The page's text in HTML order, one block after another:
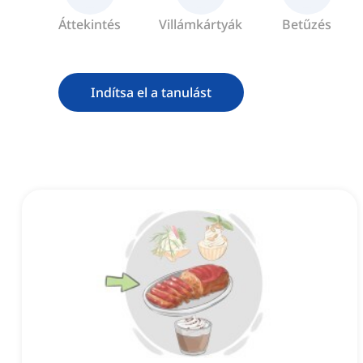
Áttekintés Villámkártyák Betűzés
Indítsa el a tanulást